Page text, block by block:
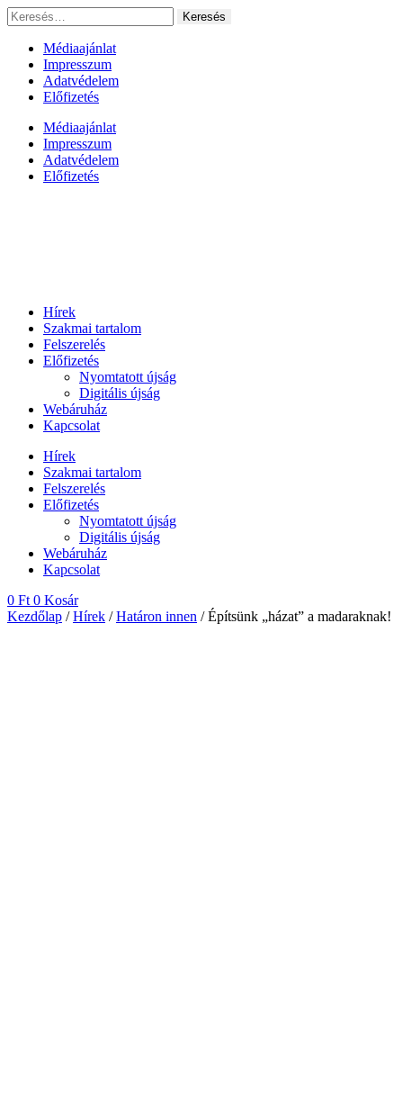
Ugrás
a
tartalomhoz
Keresés:
Médiaajánlat
Impresszum
Adatvédelem
Előfizetés
Médiaajánlat
Impresszum
Adatvédelem
Előfizetés
Hírek
Szakmai tartalom
Felszerelés
Előfizetés
Nyomtatott újság
Digitális újság
Webáruház
Kapcsolat
Hírek
Szakmai tartalom
Felszerelés
Előfizetés
Nyomtatott újság
Digitális újság
Webáruház
Kapcsolat
0 Ft 0 Kosár
Kezdőlap /Hírek /Határon innen / Építsünk „házat” a madaraknak!